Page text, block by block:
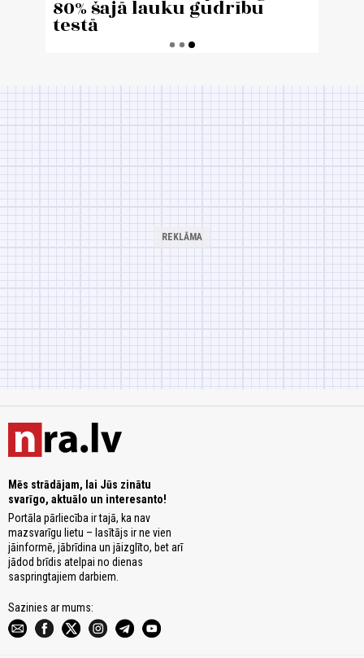
Mēs strādājam, lai Jūs zinātu
svarīgo, aktuālo un interesanto!
Portāla pārliecība ir tajā, ka nav
mazsvarīgu lietu – lasītājs ir ne vien
jāinformē, jābrīdina un jāizglīto, bet arī
jādod brīdis atelpai no dienas
saspringtajiem darbiem.
Sazinies ar mums: